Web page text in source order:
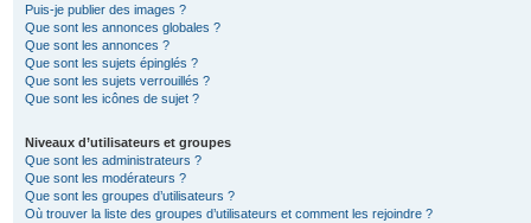
Puis-je publier des images ?
Que sont les annonces globales ?
Que sont les annonces ?
Que sont les sujets épinglés ?
Que sont les sujets verrouillés ?
Que sont les icônes de sujet ?
Niveaux d’utilisateurs et groupes
Que sont les administrateurs ?
Que sont les modérateurs ?
Que sont les groupes d’utilisateurs ?
Où trouver la liste des groupes d’utilisateurs et comment les rejoindre ?